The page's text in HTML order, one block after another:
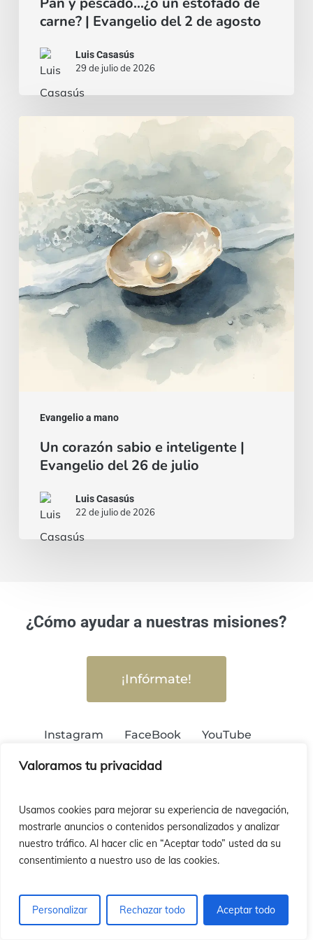
Valoramos tu privacidad
Usamos cookies para mejorar su experiencia de navegación,
mostrarle anuncios o contenidos personalizados y analizar
nuestro tráfico. Al hacer clic en “Aceptar todo” usted da su
consentimiento a nuestro uso de las cookies.
Personalizar Rechazar todo Aceptar todo
carne? | Evangelio del 2 de agosto
Luis Casasús
29 de julio de 2026
Evangelio a mano
inteligente
|
Evangelio
del
26
Un corazón sabio e inteligente |
Evangelio del 26 de julio
Luis Casasús
22 de julio de 2026
¿Cómo ayudar a nuestras misiones?
¡Infórmate!
Instagram FaceBook YouTube
¿Quieres recibir nuestra Newsletter?
¡Suscríbete!